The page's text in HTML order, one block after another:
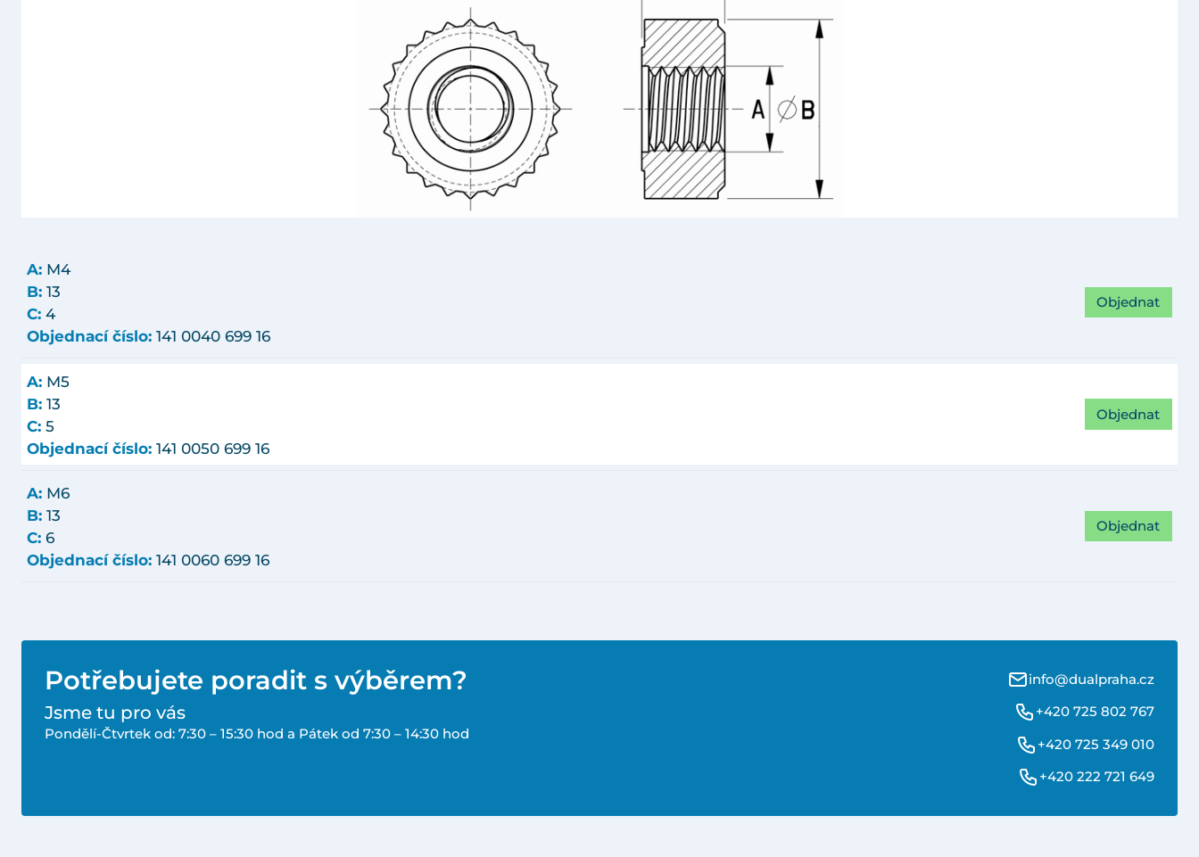
A: M4
B: 13
C: 4
Objednací číslo: 141 0040 699 16
Objednat
A: M5
B: 13
C: 5
Objednací číslo: 141 0050 699 16
Objednat
A: M6
B: 13
C: 6
Objednací číslo: 141 0060 699 16
Objednat
Potřebujete poradit s výběrem?
Jsme tu pro vás
Pondělí-Čtvrtek od: 7:30 – 15:30 hod a Pátek od 7:30 – 14:30 hod
info@dualpraha.cz
+420 725 802 767
+420 725 349 010
+420 222 721 649